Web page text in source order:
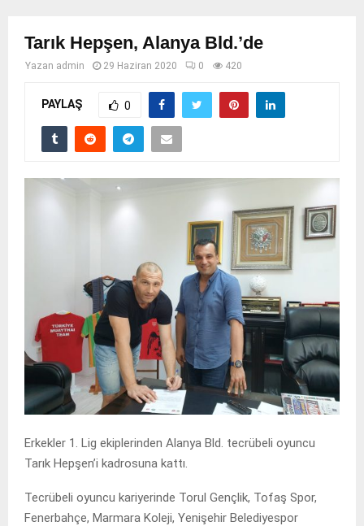
Tarık Hepşen, Alanya Bld.’de
Yazan admin 29 Haziran 2020 0 420
PAYLAŞ 0
Erkekler 1. Lig ekiplerinden Alanya Bld. tecrübeli oyuncu
Tarık Hepşen’i kadrosuna kattı.
Tecrübeli oyuncu kariyerinde Torul Gençlik, Tofaş Spor,
Fenerbahçe, Marmara Koleji, Yenişehir Belediyespor